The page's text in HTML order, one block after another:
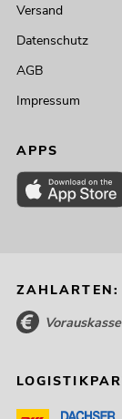
Versand
Datenschutz
AGB
Impressum
APPS
ZAHLARTEN:
Vorauskasse